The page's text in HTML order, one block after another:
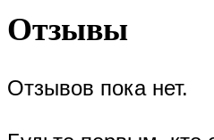
Отзывы
Отзывов пока нет.